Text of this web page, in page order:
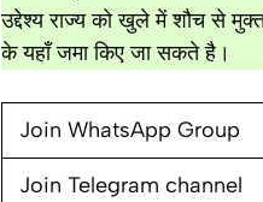
उद्देश्य राज्य को खुले में शौच से
के यहाँ जमा किए जा सकते है।
Join WhatsApp Group
Join Telegram channel